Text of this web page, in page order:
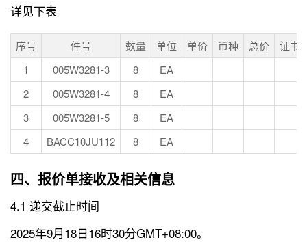
详见下表
序号 件号 数量 单位 单价 币种 总价
证书
1
005W3281-3 8
EA
2
005W3281-4 8
EA
3
005W3281-5 8
EA
4
BACC10JU112 8 EA
四、报价单接收及相关信息
4.1 递交截止时间
2025年9月18日16时30分GMT+08:00。